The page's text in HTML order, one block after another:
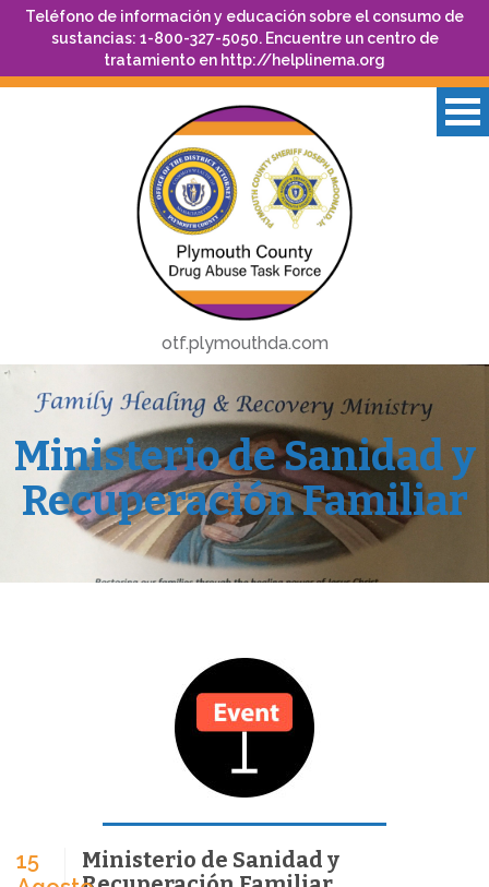
Teléfono de información y educación sobre el consumo de
sustancias: 1-800-327-5050. Encuentre un centro de
tratamiento en http://helplinema.org
otf.plymouthda.com
Ministerio de Sanidad y
Recuperación Familiar
15
Ministerio de Sanidad y